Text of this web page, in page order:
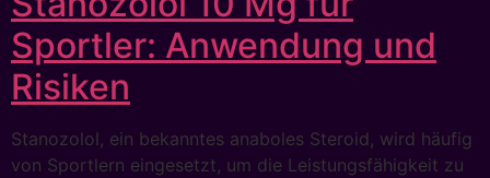
Sportler: Anwendung und
Risiken
Stanozolol, ein bekanntes anaboles Steroid, wird häufig
von Sportlern eingesetzt, um die Leistungsfähigkeit zu